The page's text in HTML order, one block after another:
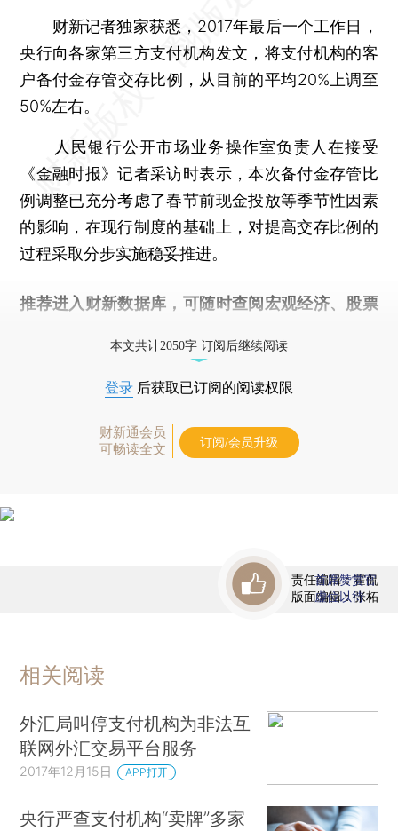
财新记者独家获悉，2017年最后一个工作日，
央行向各家第三方支付机构发文，将支付机构的客
户备付金存管交存比例，从目前的平均20%上调至
50%左右。
人民银行公开市场业务操作室负责人在接受
《金融时报》记者采访时表示，本次备付金存管比
例调整已充分考虑了春节前现金投放等季节性因素
的影响，在现行制度的基础上，对提高交存比例的
过程采取分步实施稳妥推进。
推荐进入 财新数据库 ，可随时查阅宏观经济、股票
本文共计2050字 订阅后继续阅读
登录 后获取已订阅的阅读权限
财新通会员
可畅读全文
订阅/会员升级
责任编辑：霍侃
版面编辑：张柘
首席赞赏官
虚位以待
相关阅读
外汇局叫停支付机构为非法互
联网外汇交易平台服务
2017年12月15日 APP打开
央行严查支付机构“卖牌”多家